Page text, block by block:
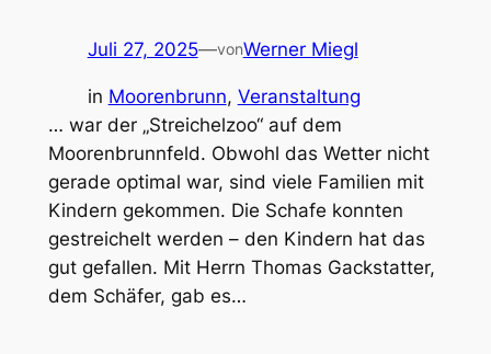
Juli 27, 2025—vonWerner Miegl
in Moorenbrunn, Veranstaltung
… war der „Streichelzoo“ auf dem
Moorenbrunnfeld. Obwohl das Wetter nicht
gerade optimal war, sind viele Familien mit
Kindern gekommen. Die Schafe konnten
gestreichelt werden – den Kindern hat das
gut gefallen. Mit Herrn Thomas Gackstatter,
dem Schäfer, gab es…